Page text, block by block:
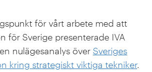
för vårt arbete med att
för Sverige presenterade IVA
nulägesanalys över Sveriges
kring strategiskt viktiga tekniker.